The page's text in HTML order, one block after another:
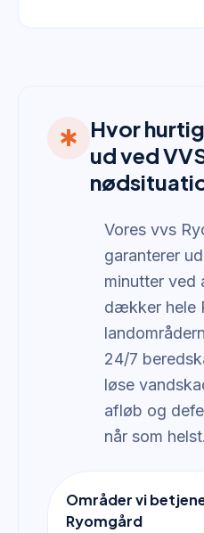
emergency
Hvor
ud ved
Vores vvs
garanterer
minutter ved
dækker hele
24/7
løse
afløb og
når som helst.
Områder vi
Ryomgård